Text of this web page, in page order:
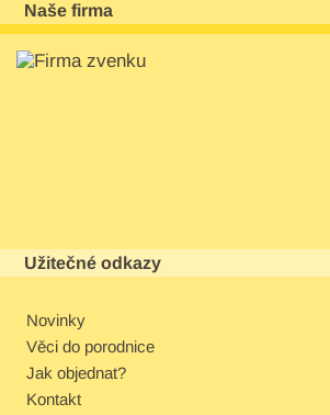
Naše firma
Užitečné odkazy
Novinky
Věci do porodnice
Jak objednat?
Kontakt